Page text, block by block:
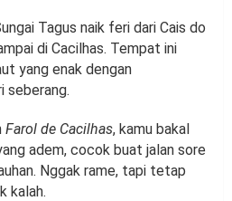
Tagus naik feri dari Cais do
di Cacilhas. Tempat ini
yang enak dengan
seberang.
Farol de Cacilhas, kamu bakal
adem, cocok buat jalan sore
Nggak rame, tapi tetap
kalah.